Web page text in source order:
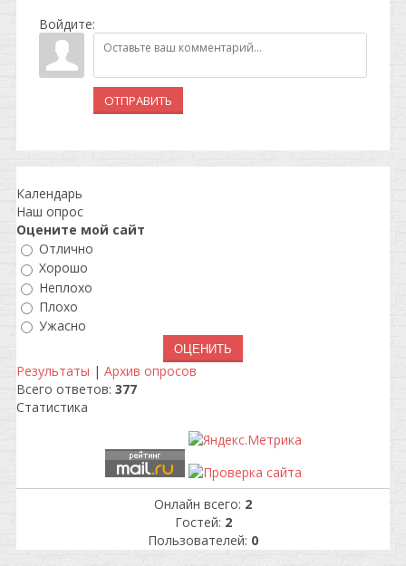
Войдите:
ОТПРАВИТЬ
Календарь
Наш опрос
Оцените мой сайт
Отлично
Хорошо
Неплохо
Плохо
Ужасно
Результаты | Архив опросов
Всего ответов: 377
Статистика
Онлайн всего: 2
Гостей: 2
Пользователей: 0